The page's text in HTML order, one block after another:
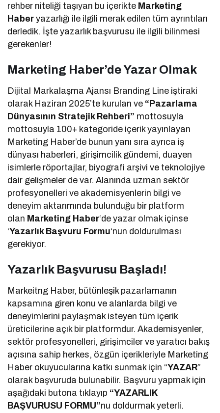
rehber niteliği taşıyan bu içerikte Marketing
Haber yazarlığı ile ilgili merak edilen tüm ayrıntıları
derledik. İşte yazarlık başvurusu ile ilgili bilinmesi
gerekenler!
Marketing Haber’de Yazar Olmak
Dijital Markalaşma Ajansı Branding Line iştiraki
olarak Haziran 2025’te kurulan ve “Pazarlama
Dünyasının Stratejik Rehberi” mottosuyla
mottosuyla 100+ kategoride içerik yayınlayan
Marketing Haber’de bunun yanı sıra ayrıca iş
dünyası haberleri, girişimcilik gündemi, duayen
isimlerle röportajlar, biyografi arşivi ve teknolojiye
dair gelişmeler de var. Alanında uzman sektör
profesyonelleri ve akademisyenlerin bilgi ve
deneyim aktarımında bulunduğu bir platform
olan Marketing Haber‘de yazar olmak içinse
‘Yazarlık Başvuru Formu‘nun doldurulması
gerekiyor.
Yazarlık Başvurusu Başladı!
Markeitng Haber, bütünleşik pazarlamanın
kapsamına giren konu ve alanlarda bilgi ve
deneyimlerini paylaşmak isteyen tüm içerik
üreticilerine açık bir platformdur. Akademisyenler,
sektör profesyonelleri, girişimciler ve yaratıcı bakış
açısına sahip herkes, özgün içerikleriyle Marketing
Haber okuyucularına katkı sunmak için “YAZAR”
olarak başvuruda bulunabilir. Başvuru yapmak için
aşağıdaki butona tıklayıp “YAZARLIK
BAŞVURUSU FORMU”nu doldurmak yeterli.